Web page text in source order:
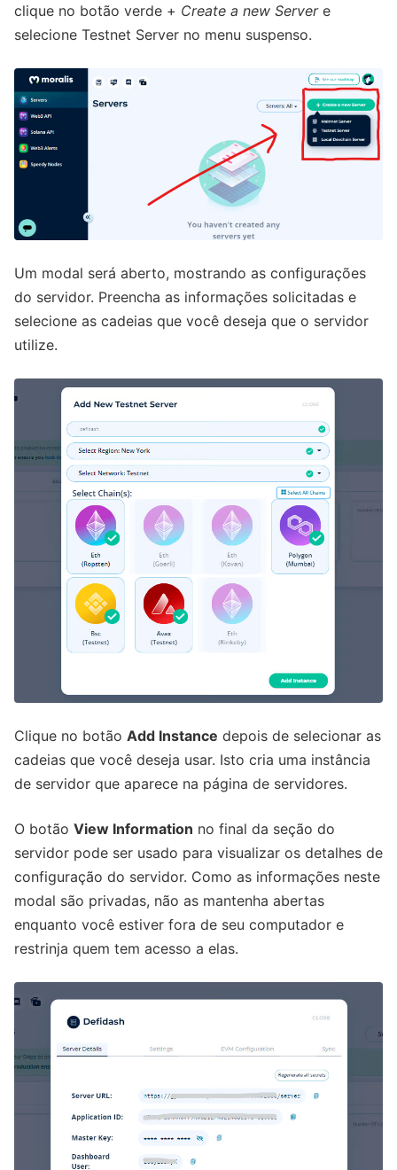
clique no botão verde + Create a new Servere
selecione Testnet Server no menu suspenso.
Um modal será aberto, mostrando as configurações
do servidor. Preencha as informações solicitadas e
selecione as cadeias que você deseja que o servidor
utilize.
Clique no botão Add Instance depois de selecionar as
cadeias que você deseja usar. Isto cria uma instância
de servidor que aparece na página de servidores.
O botão View Information no final da seção do
servidor pode ser usado para visualizar os detalhes de
configuração do servidor. Como as informações neste
modal são privadas, não as mantenha abertas
enquanto você estiver fora de seu computador e
restrinja quem tem acesso a elas.